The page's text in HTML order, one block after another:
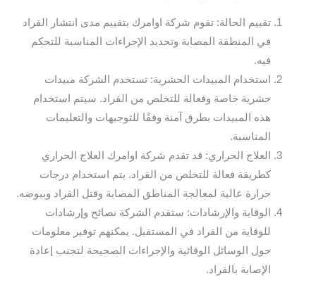
تقييم الحالة: تقوم شركة اوامرك بتقييم مدى انتشار القراد
في المنطقة المصابة وتحديد الإجراءات المناسبة للتحكم
فيه.
استخدام المبيدات الحشرية: تستخدم الشركة مبيدات
حشرية خاصة وفعالة للتخلص من القراد. سيتم استخدام
هذه المبيدات بطرق آمنة وفقًا للتوجيهات والتعليمات
المناسبة.
العلاج الحراري: قد تقدم شركة اوامرك العلاج الحراري
كطريقة فعالة للتخلص من القراد. يتم استخدام درجات
حرارة عالية لمعالجة المناطق المصابة وقتل القراد وبيوضه.
الوقاية والإرشادات: ستقدم الشركة نصائح وإرشادات
للوقاية من القراد في المستقبل. يمكنهم توفير معلومات
حول الوسائل الوقائية والإجراءات الصحيحة لتجنب إعادة
الإصابة بالقراد.